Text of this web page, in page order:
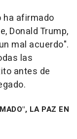
ha afirmado
Donald Trump,
mal acuerdo".
las
antes de
LA PAZ EN